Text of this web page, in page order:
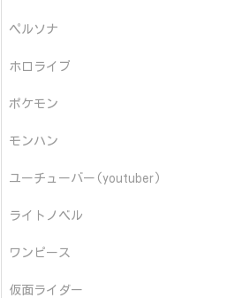
ペルソナ
ホロライブ
ポケモン
モンハン
ユーチューバー(youtuber)
ライトノベル
ワンピース
仮面ライダー